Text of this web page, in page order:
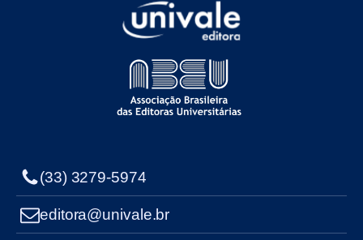
(33) 3279-5974
editora@univale.br